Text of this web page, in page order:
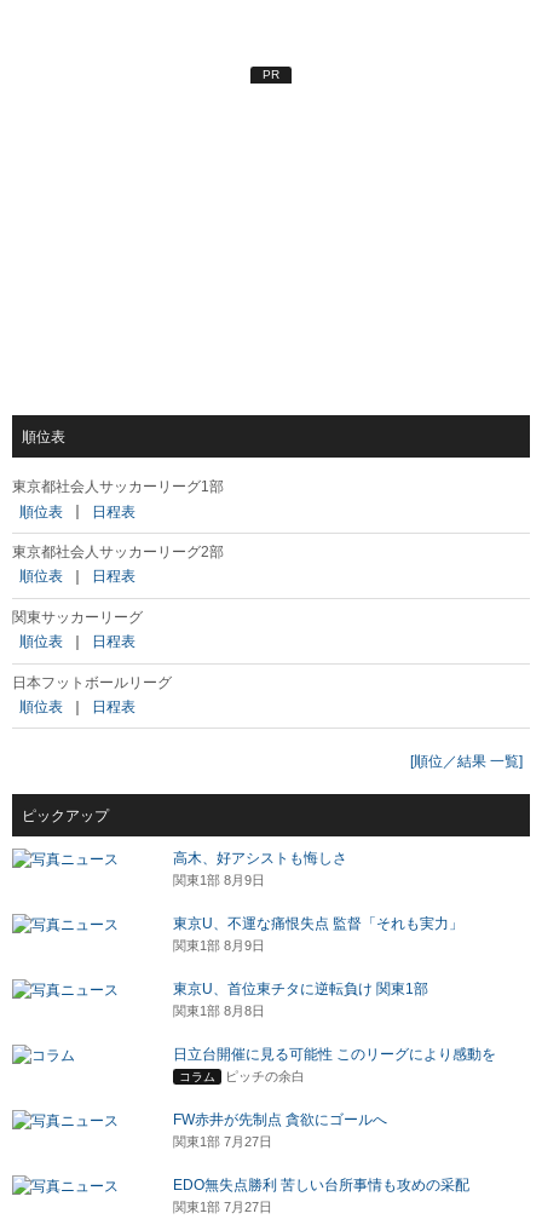
PR
順位表
東京都社会人サッカーリーグ1部
順位表
日程表
東京都社会人サッカーリーグ2部
順位表
日程表
関東サッカーリーグ
順位表
日程表
日本フットボールリーグ
順位表
日程表
[順位／結果 一覧]
ピックアップ
高木、好アシストも悔しさ
関東1部 8月9日
東京U、不運な痛恨失点 監督「それも実力」
関東1部 8月9日
東京U、首位東チタに逆転負け 関東1部
関東1部 8月8日
日立台開催に見る可能性 このリーグにより感動を
コラム ピッチの余白
FW赤井が先制点 貪欲にゴールへ
関東1部 7月27日
EDO無失点勝利 苦しい台所事情も攻めの采配
関東1部 7月27日